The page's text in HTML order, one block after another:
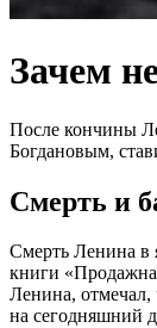
Зачем
После кончины
Богдановым,
Смерть и
Смерть Ленина в
книги
Ленина, отмечал,
на сегодняшний